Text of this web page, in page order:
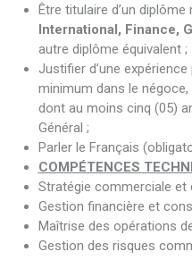
Être titulaire d’un diplôme
International, Finance,
autre diplôme équivalent ;
Justifier d’une
minimum dans le
dont au moins cinq (05)
Général ;
Parler le Français
COMPÉTENCES
Stratégie commerciale et
Gestion financière et
Maîtrise des opérations
Gestion des risques